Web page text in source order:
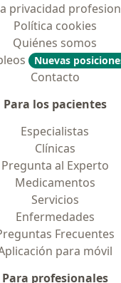
privacidad
Política cookies
Quiénes somos
Nuevas
Contacto
Para los pacientes
Especialistas
Clínicas
Pregunta al Experto
Medicamentos
Servicios
Enfermedades
Frecuentes
para móvil
Para profesionales